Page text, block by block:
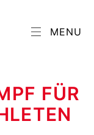
MENU
FÜR